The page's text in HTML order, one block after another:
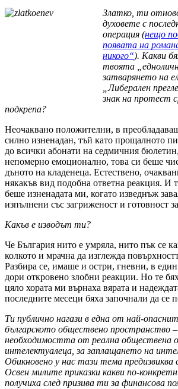
Златко, ти
духовете с
операция (нещо
появата на
никого“). Какви
твоята
затварянето на
„Либерален
знак на протест
подкрепа?
Неочаквано положителни, в
силно изненадан, тъй като прощалното
до всички абонати на седмичния
непомерно емоционално, това си беше
дъното на кладенеца. Естествено,
някакъв вид подобна ответна реакция. И
беше изненадата ми, когато изведнъж
изпълнени със загриженост и готовност
Какъв е изводът ти?
Че България нито е умряла, нито пък се
колкото и мрачна да изглежда
Разбира се, имаше и остри, гневни, в
дори откровено злобни реакции. Но те
цяло хората ми върнаха вярата и
последните месеци бяха започнали да се
Ти публично нагази в една от най-
българското обществено пространство
необходимостта от реална обществена
интелектуалеца, за заплащането на
Обикновено у нас тази тема предизвиква
Освен милите приказки какви по-
получиха след призива ти за финансова